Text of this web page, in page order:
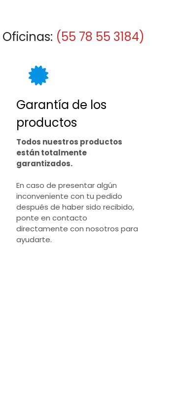
Oficinas: (55 78 55 3184)
Garantía de los
productos
Todos nuestros productos
están totalmente
garantizados.
En caso de presentar algún
inconveniente con tu pedido
después de haber sido recibido,
ponte en contacto
directamente con nosotros para
ayudarte.